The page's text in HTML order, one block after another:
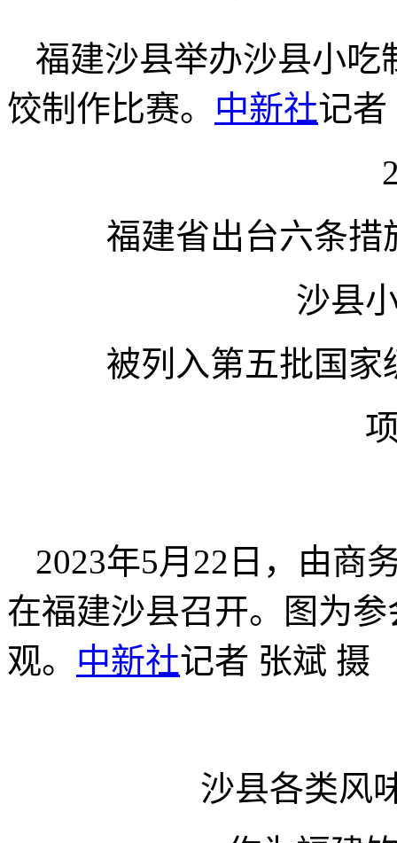
福建沙县举办沙县小
饺制作比赛。 中新社记者
福建省出台六条措
沙县
被列入第五批国家
2023年5月22日，由商
在福建沙县召开。图为
观。 中新社记者 张斌 摄
沙县各类风